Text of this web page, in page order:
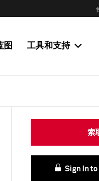
图 工具和支持
索
Sign In